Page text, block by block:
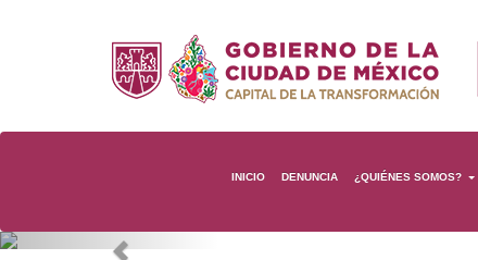
INICIO DENUNCIA ¿QUIÉNES SOMOS?
Previous